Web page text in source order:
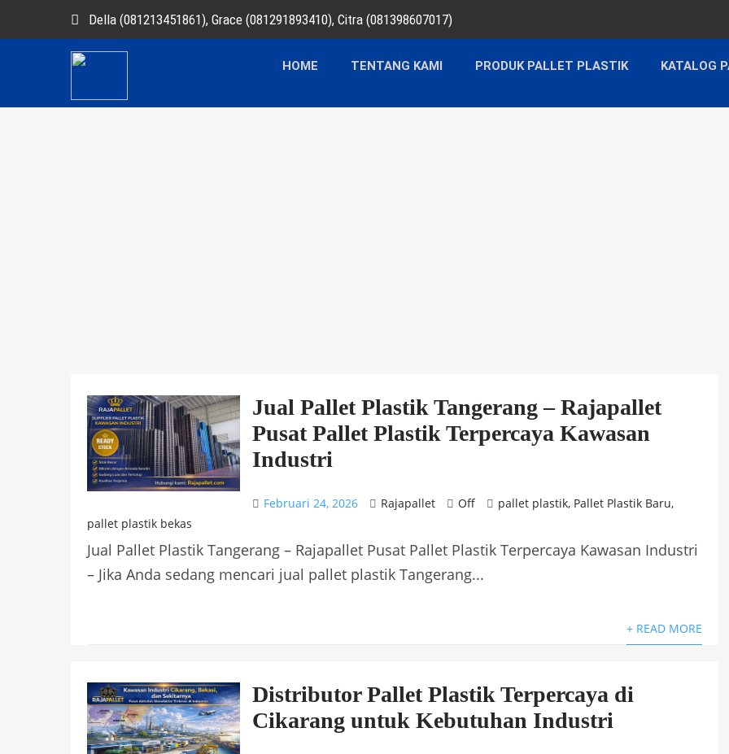
Della (081213451861), Grace (081291893410), Citra (081398607017)
HOME TENTANG KAMI PRODUK PALLET PLASTIK KATALOG
Jual Pallet Plastik Tangerang – Rajapallet
Pusat Pallet Plastik Terpercaya Kawasan
Industri
Februari 24, 2026 Rajapallet Off pallet plastik, Pallet Plastik Baru,
pallet plastik bekas
Jual Pallet Plastik Tangerang – Rajapallet Pusat Pallet Plastik Terpercaya Kawasan Industri
– Jika Anda sedang mencari jual pallet plastik Tangerang...
+ READ MORE
Distributor Pallet Plastik Terpercaya di
Cikarang untuk Kebutuhan Industri